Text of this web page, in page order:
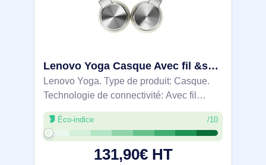
Lenovo Yoga Casque Avec fil &sans fil Arceau Bluetooth Crème, Blanc - GXD0U47643
Lenovo Yoga. Type de produit: Casque.
Technologie de connectivité: Avec fil
&sans fil, Bluetooth. Fréquence des
écouteurs: 20 - 20000 Hz. Portée du
routeur sans fil: 10 m. Longueur de câble:
Éco-indice /10
131,90€ HT